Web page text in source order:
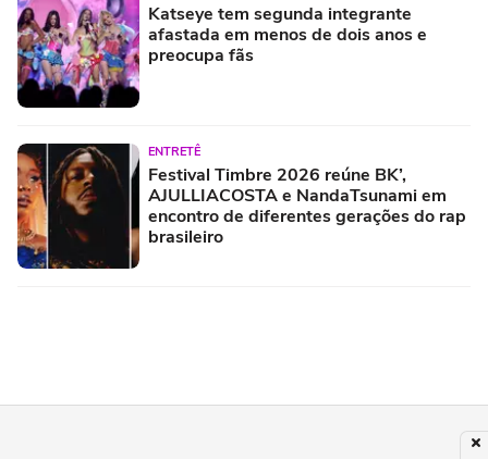
Katseye tem segunda integrante
afastada em menos de dois anos e
preocupa fãs
ENTRETÊ
Festival Timbre 2026 reúne BK’,
AJULLIACOSTA e NandaTsunami em
encontro de diferentes gerações do rap
brasileiro